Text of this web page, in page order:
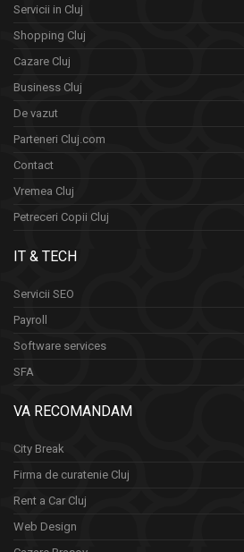
Servicii in Cluj
Shopping Cluj
Cazare Cluj
Business Cluj
De vazut
Parteneri Cluj.com
Contact
Vremea Cluj
Petreceri Copii Cluj
IT & TECH
Servicii SEO
Payroll
Software services
SFA
VA RECOMANDAM
City Break
Firma de curatenie Cluj
Rent a Car Cluj
Web Design